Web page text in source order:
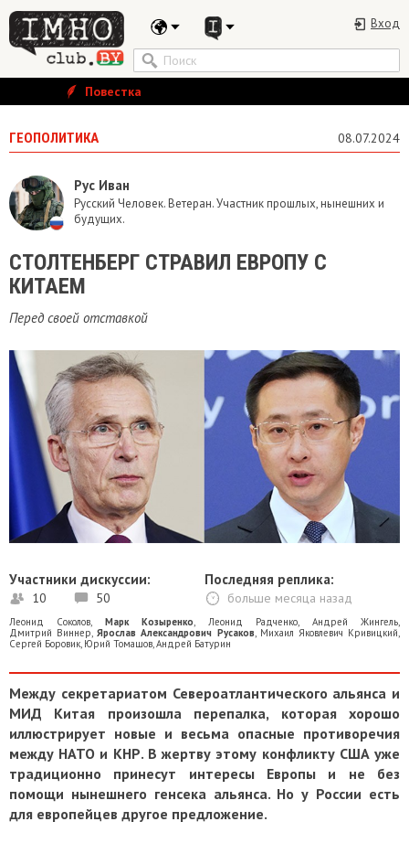
Вход
Повестка
ГЕОПОЛИТИКА 08.07.2024
Рус Иван
Русский Человек. Ветеран. Участник прошлых, нынешних и
будущих.
СТОЛТЕНБЕРГ СТРАВИЛ ЕВРОПУ С
КИТАЕМ
Перед своей отставкой
Участники дискуссии:
10 50
Последняя реплика:
больше месяца назад
Леонид Соколов, Марк Козыренко, Леонид Радченко, Андрей Жингель,
Дмитрий Виннер,Ярослав Александрович Русаков, Михаил Яковлевич Кривицкий,
Сергей Боровик, Юрий Томашов,Андрей Батурин
Между секретариатом Североатлантического альянса и
МИД Китая произошла перепалка, которая хорошо
иллюстрирует новые и весьма опасные противоречия
между НАТО и КНР. В жертву этому конфликту США уже
традиционно принесут интересы Европы и не без
помощи нынешнего генсека альянса. Но у России есть
для европейцев другое предложение.